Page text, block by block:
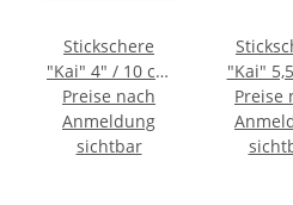
Stickschere
"Kai" 4" / 10 cm
fein gebogen
Preise nach
Anmeldung
sichtbar
"Kai"
cm
Preise